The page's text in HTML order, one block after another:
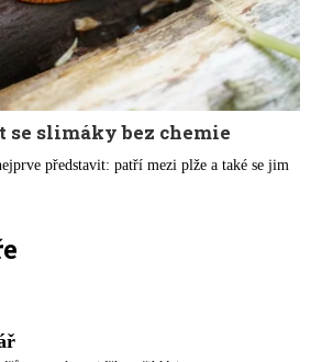
se slimáky bez chemie
představit: patří mezi plže a také se jim